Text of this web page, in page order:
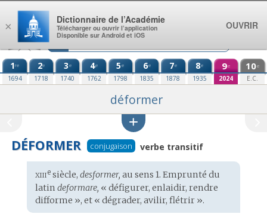
Aller au contenu
1re
1694
2e
1718
3e
1740
4e
1762
5e
1798
6e
1835
7e
1878
8e
1935
9e
2024
10e
E.C.
déformer
DÉFORMER conjugaison verbe transitif
Étymologie
:
xiiiesiècle, desformer, au sens 1. Emprunté du
latin deformare, « défigurer, enlaidir, rendre
difforme », et « dégrader, avilir, flétrir ».
×
Dictionnaire de l’Académie
Télécharger ou ouvrir l’application
Disponible sur Android et iOS
OUVRIR